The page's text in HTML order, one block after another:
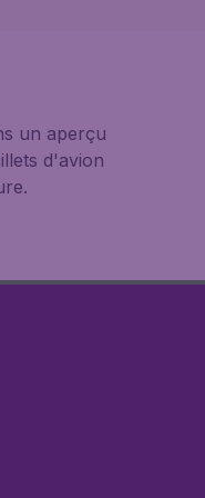
un aperçu
d'avion